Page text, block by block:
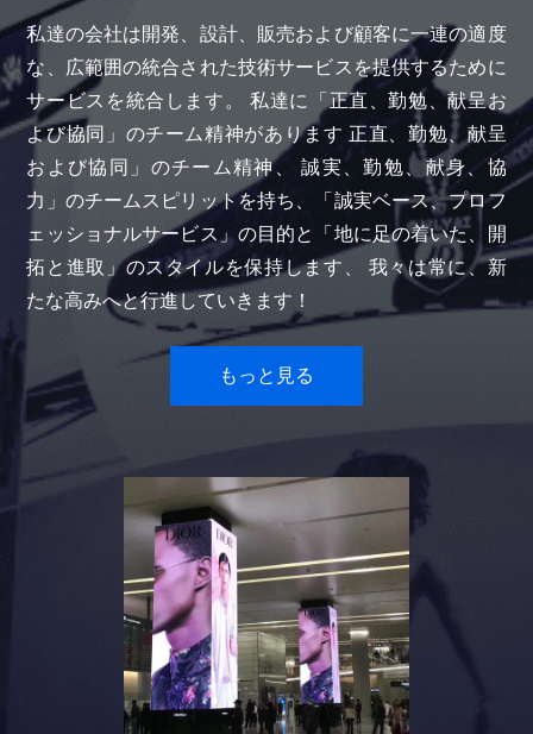
私達の会社は開発、設計、販売および顧客に一連の適度
な、広範囲の統合された技術サービスを提供するために
サービスを統合します。 私達に「正直、勤勉、献呈お
よび協同」のチーム精神があります 正直、勤勉、献呈
および協同」のチーム精神、 誠実、勤勉、献身、協
力」のチームスピリットを持ち、「誠実ベース、プロフ
ェッショナルサービス」の目的と「地に足の着いた、開
拓と進取」のスタイルを保持します、 我々は常に、新
たな高みへと行進していきます！
もっと見る